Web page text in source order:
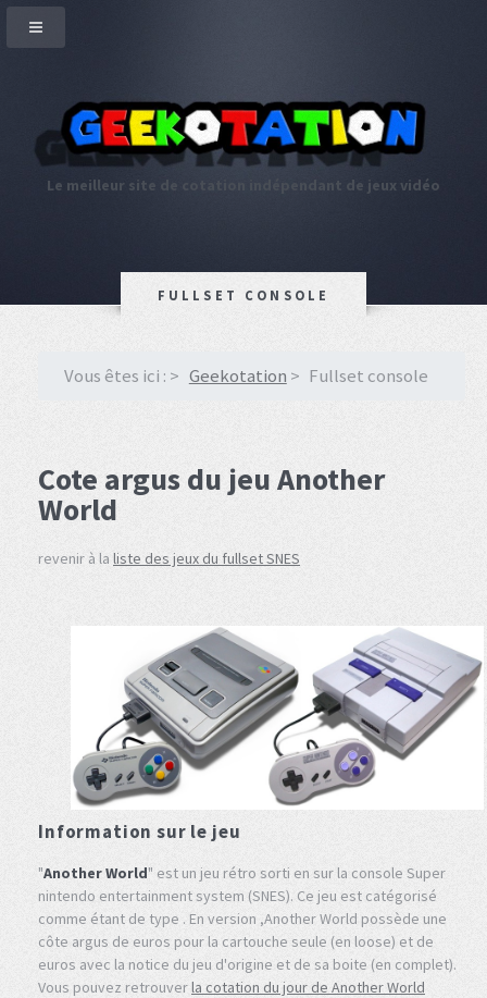
Le meilleur site de cotation indépendant de jeux vidéo
FULLSET CONSOLE
Vous êtes ici : Geekotation Fullset console
Cote argus du jeu Another
World
revenir à la liste des jeux du fullset SNES
Information sur le jeu
"Another World" est un jeu rétro sorti en sur la console Super
nintendo entertainment system (SNES). Ce jeu est catégorisé
comme étant de type . En version ,Another World possède une
côte argus de euros pour la cartouche seule (en loose) et de
euros avec la notice du jeu d'origine et de sa boite (en complet).
Vous pouvez retrouverla cotation du jour de Another World